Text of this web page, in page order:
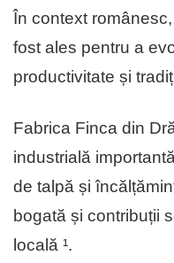
În context
fost ales pentru a
productivitate și
Fabrica Finca din
industrială
de talpă și
bogată și contribuții
locală ¹.